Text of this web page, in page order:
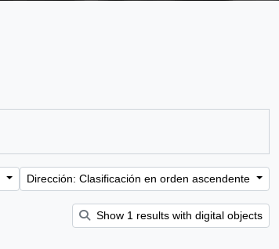
Dirección: Clasificación en orden ascendente
Show 1 results with digital objects